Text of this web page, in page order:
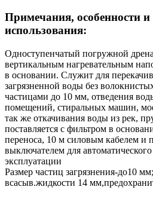
Примечания, особенности
использования:
Одноступенчатый погружной
вертикальным нагревательным
в основании. Служит для
загрязненной воды без
частицами до 10 мм, отведения
помещений, стиральных машин,
так же откачивания воды из рек,
поставляется с фильтром в
переноса, 10 м силовым кабелем и
выключателем для
эксплуатации
Размер частиц загрязнения-до10
всасыв.жидкости 14